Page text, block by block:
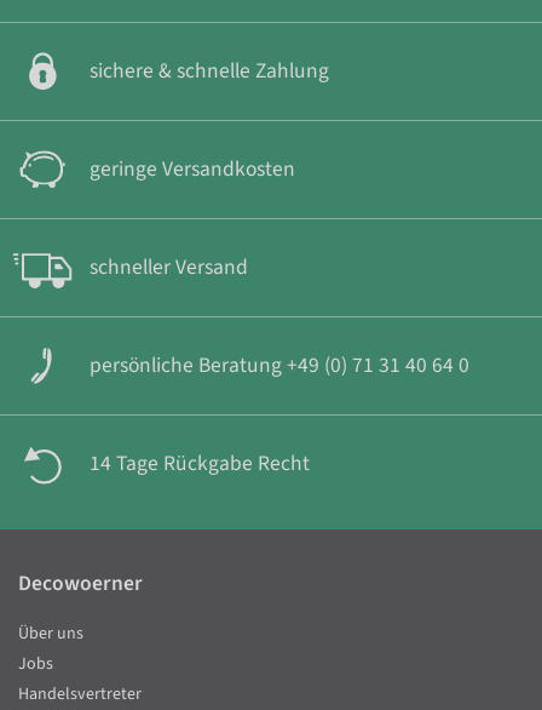
sichere & schnelle Zahlung
geringe Versandkosten
schneller Versand
persönliche Beratung +49 (0) 71 31 40 64 0
14 Tage Rückgabe Recht
Decowoerner
Über uns
Jobs
Handelsvertreter